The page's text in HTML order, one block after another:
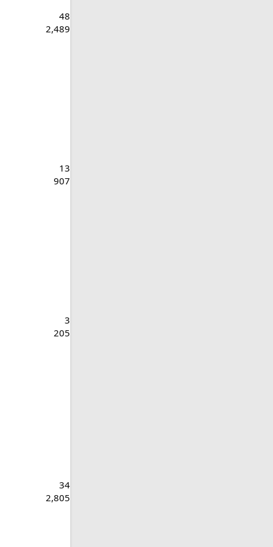
48
2,489
13
907
3
205
34
2,805